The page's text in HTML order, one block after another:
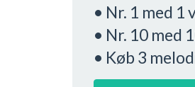
• Nr. 1 med 1
• Nr. 10 med
• Køb 3